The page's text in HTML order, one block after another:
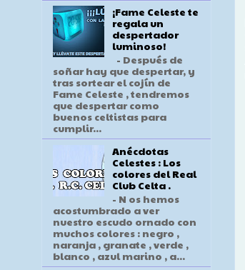
¡Fame Celeste te
regala un
despertador
luminoso!
- Después de
soñar hay que despertar, y
tras sortear el cojín de
Fame Celeste , tendremos
que despertar como
buenos celtistas para
cumplir...
Anécdotas
Celestes : Los
colores del Real
Club Celta .
- N os hemos
acostumbrado a ver
nuestro escudo ornado con
muchos colores : negro ,
naranja , granate , verde ,
blanco , azul marino , a...